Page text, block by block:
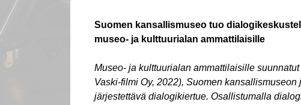
Suomen kansallismuseo tuo
museo- ja kulttuurialan ammattilaisille
Museo- ja kulttuurialan ammattilaisille
Vaski-filmi Oy, 2022), Suomen
järjestettävä dialogikiertue. Osallistumalla